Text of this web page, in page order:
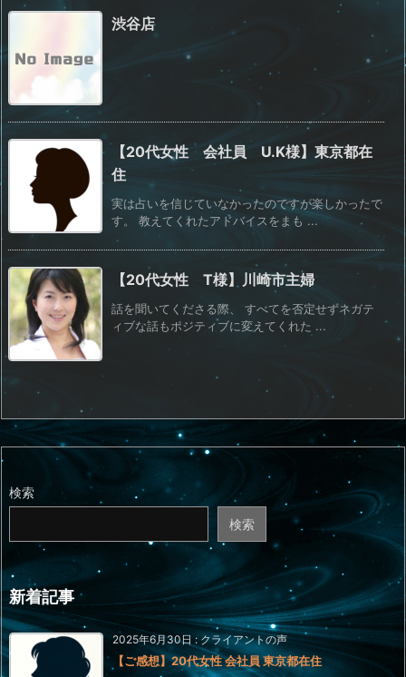
渋谷店
【20代女性 会社員 U.K様】東京都在
住
実は占いを信じていなかったのですが楽しかったで
す。 教えてくれたアドバイスをまも ...
【20代女性 T様】川崎市主婦
話を聞いてくださる際、 すべてを否定せずネガテ
ィブな話もポジティブに変えてくれた ...
検索
検索
新着記事
2025年6月30日 :クライアントの声
【ご感想】20代女性 会社員 東京都在住